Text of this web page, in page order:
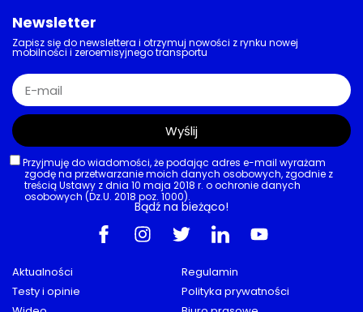
Aktualności
Testy i opinie
Regulamin
Polityka prywatności
Newsletter
Zapisz się do newslettera i otrzymuj nowości z rynku nowej
mobilności i zeroemisyjnego transportu
Przyjmuję do wiadomości, że podając adres e-mail wyrażam
zgodę na przetwarzanie moich danych osobowych, zgodnie z
treścią Ustawy z dnia 10 maja 2018 r. o ochronie danych
osobowych (Dz.U. 2018 poz. 1000).
Wyślij
Bądź na bieżąco!